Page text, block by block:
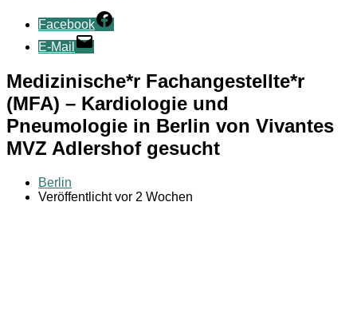
Facebook
E-Mail
Medizinische*r Fachangestellte*r
(MFA) – Kardiologie und
Pneumologie in Berlin von Vivantes
MVZ Adlershof gesucht
Berlin
Veröffentlicht vor 2 Wochen